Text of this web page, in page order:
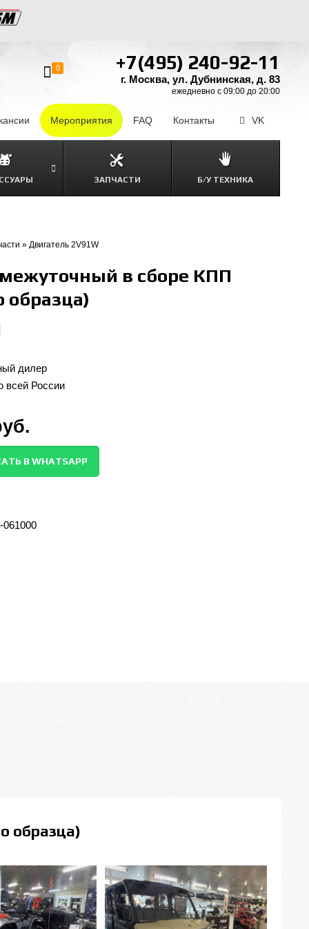
Мероприятия FAQ Контакты VK
ЗАПЧАСТИ Б/У ТЕХНИКА
+7(495) 240-92-11
г. Москва, ул. Дубнинская, д. 83
ежедневно с 09:00 до 20:00
0
»Двигатель 2V91W
в сборе КПП
образца)
дилер
всей России
В WHATSAPP
061000
образца)